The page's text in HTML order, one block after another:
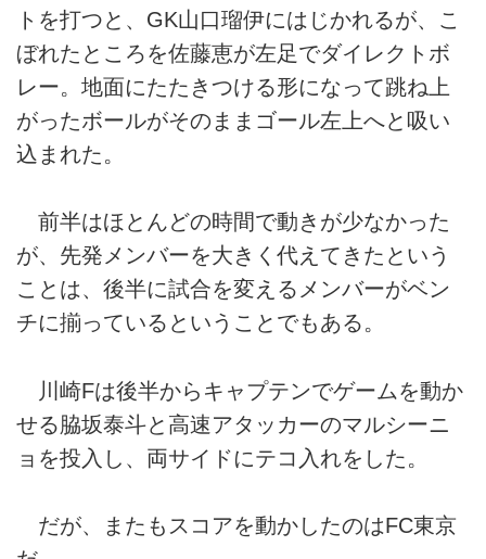
トを打つと、GK山口瑠伊にはじかれるが、こ
ぼれたところを佐藤恵が左足でダイレクトボ
レー。地面にたたきつける形になって跳ね上
がったボールがそのままゴール左上へと吸い
込まれた。
前半はほとんどの時間で動きが少なかった
が、先発メンバーを大きく代えてきたという
ことは、後半に試合を変えるメンバーがベン
チに揃っているということでもある。
川崎Fは後半からキャプテンでゲームを動か
せる脇坂泰斗と高速アタッカーのマルシーニ
ョを投入し、両サイドにテコ入れをした。
だが、またもスコアを動かしたのはFC東京